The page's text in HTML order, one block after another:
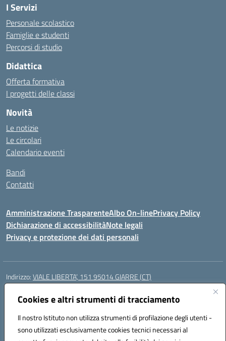
Cookies e altri strumenti di tracciamento
Il nostro Istituto non utilizza strumenti di profilazione degli utenti -
sono utilizzati esclusivamente cookies tecnici necessari al
I Servizi
Personale scolastico
Famiglie e studenti
Percorsi di studio
Didattica
Offerta formativa
I progetti delle classi
Novità
Le notizie
Le circolari
Calendario eventi
Bandi
Contatti
Amministrazione TrasparenteAlbo On-linePrivacy Policy
Dichiarazione di accessibilitàNote legali
Privacy e protezione dei dati personali
Indirizzo:VIALE LIBERTA’, 151 95014 GIARRE (CT)
Centralino:
Posta elettronica certificata (PEC):ctmm151004@pec.istruzione.it
Codice fiscale: 92032760875
Codice meccanografico:CTMM151004
Codice Indice delle Pubbliche Amministrazioni (IPA): cpiacd